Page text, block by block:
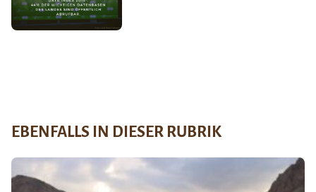
EBENFALLS IN DIESER RUBRIK